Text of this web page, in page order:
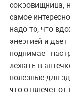
сокровищница,
самое
надо то, что
энергией и
поднимает
лежать в
полезные для
что отвлечет